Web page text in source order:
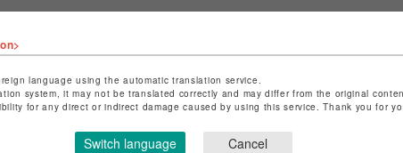
ップ名
ビーバー
名
名古屋PARCO
商取引法など法令に基づく表記はこちら
ップお問い合わせは こちら
language using the automatic translation service.
system, it may not be translated correctly and may differ from the original
for any direct or indirect damage caused by using this service. Thank you for
Switch language Cancel